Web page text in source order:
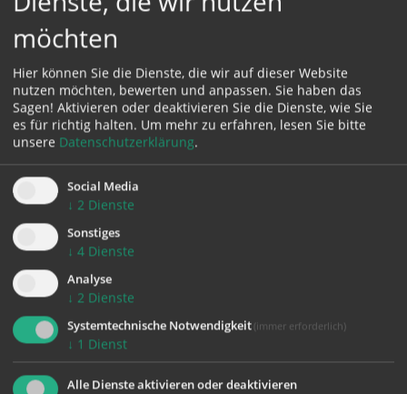
Pfarrblatt Nr. 220
möchten
Hier können Sie die Dienste, die wir auf dieser Website
nutzen möchten, bewerten und anpassen. Sie haben das
Sagen! Aktivieren oder deaktivieren Sie die Dienste, wie Sie
es für richtig halten. Um mehr zu erfahren, lesen Sie bitte
unsere Datenschutzerklärung.
Social Media
↓ 2 Dienste
Sonstiges
↓ 4 Dienste
Analyse
↓ 2 Dienste
Systemtechnische Notwendigkeit (immer erforderlich)
↓ 1 Dienst
Alle Dienste aktivieren oder deaktivieren